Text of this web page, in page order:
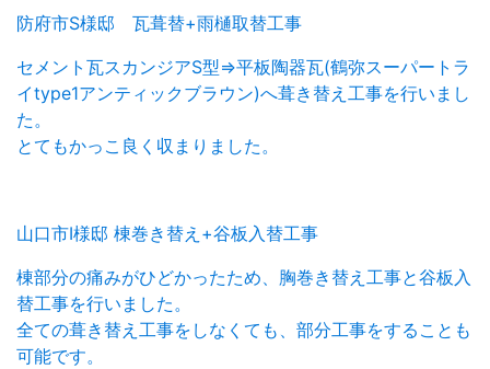
防府市S様邸 瓦葺替+雨樋取替工事
セメント瓦スカンジアS型⇒平板陶器瓦(鶴弥スーパートラ
イtype1アンティックブラウン)へ葺き替え工事を行いまし
た。
とてもかっこ良く収まりました。
山口市I様邸 棟巻き替え+谷板入替工事
棟部分の痛みがひどかったため、胸巻き替え工事と谷板入
替工事を行いました。
全ての葺き替え工事をしなくても、部分工事をすることも
可能です。